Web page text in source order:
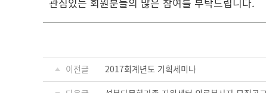
이전글 2017회계년도 기획세미나